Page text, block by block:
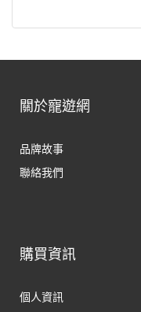
關於寵遊網
品牌故事
聯絡我們
購買資訊
個人資訊